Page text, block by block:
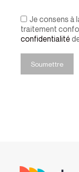
Je consens à
traitement
confidentialité
Soumettre